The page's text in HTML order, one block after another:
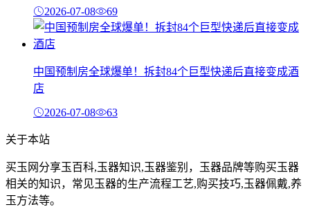
2026-07-08 69
中国预制房全球爆单！拆封84个巨型快递后直接变成酒
店
2026-07-08 63
关于本站
买玉网分享玉百科,玉器知识,玉器鉴别，玉器品牌等购买玉器
相关的知识，常见玉器的生产流程工艺,购买技巧,玉器佩戴,养
玉方法等。